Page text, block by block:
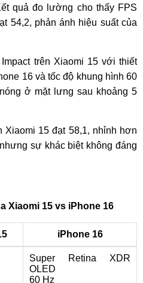
quả đo lường cho thấy FPS
54,2, phản ánh hiệu suất của
trên Xiaomi 15 với thiết
16 và tốc độ khung hình 60
ở mặt lưng sau khoảng 5
Xiaomi 15 đạt 58,1, nhỉnh hơn
sự khác biệt không đáng
Xiaomi 15 vs iPhone 16
iPhone 16
Super Retina XDR
OLED
60 Hz